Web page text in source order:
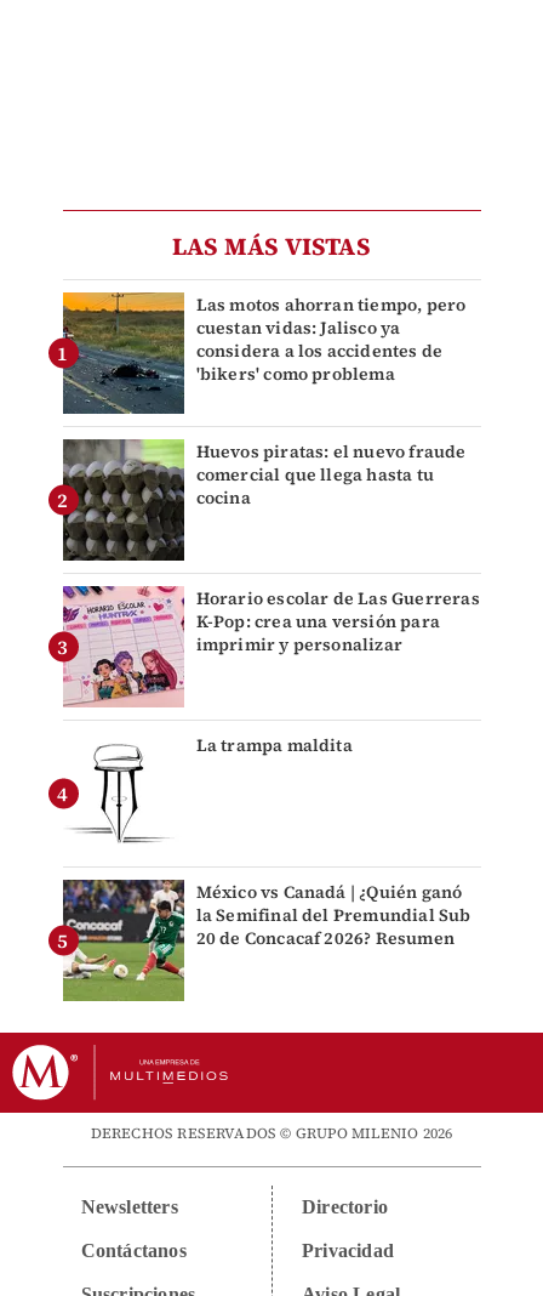
LAS MÁS VISTAS
Las motos ahorran tiempo, pero
cuestan vidas: Jalisco ya
considera a los accidentes de
'bikers' como problema
Huevos piratas: el nuevo fraude
comercial que llega hasta tu
cocina
Horario escolar de Las Guerreras
K-Pop: crea una versión para
imprimir y personalizar
La trampa maldita
México vs Canadá | ¿Quién ganó
la Semifinal del Premundial Sub
20 de Concacaf 2026? Resumen
DERECHOS RESERVADOS © GRUPO MILENIO 2026
Newsletters
Contáctanos
Directorio
Privacidad